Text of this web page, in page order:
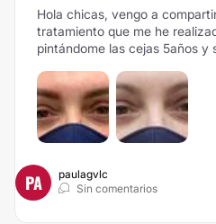
Hola chicas, vengo a
tratamiento que me he
pintándome las cejas 5años y
PA
paulagvlc
Sin comentarios